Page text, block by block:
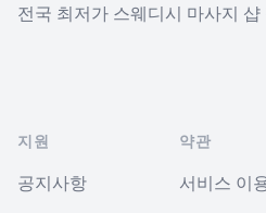
전국 최저가 스웨디시 마사지 샵
지원
공지사항
약관
서비스 이